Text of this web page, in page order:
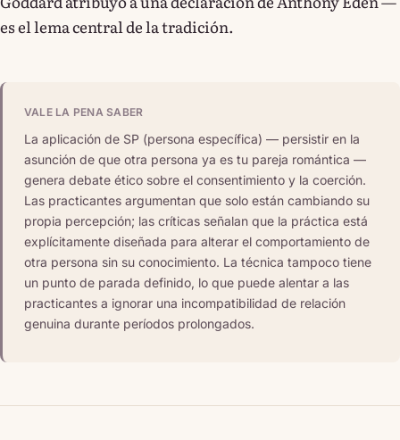
es el lema central de la tradición.
VALE LA PENA SABER
La aplicación de SP (persona específica) — persistir en la
asunción de que otra persona ya es tu pareja romántica —
genera debate ético sobre el consentimiento y la coerción.
Las practicantes argumentan que solo están cambiando su
propia percepción; las críticas señalan que la práctica está
explícitamente diseñada para alterar el comportamiento de
otra persona sin su conocimiento. La técnica tampoco tiene
un punto de parada definido, lo que puede alentar a las
practicantes a ignorar una incompatibilidad de relación
genuina durante períodos prolongados.